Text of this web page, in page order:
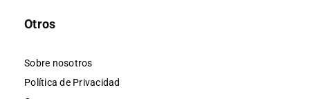
Otros
Sobre nosotros
Política de Privacidad